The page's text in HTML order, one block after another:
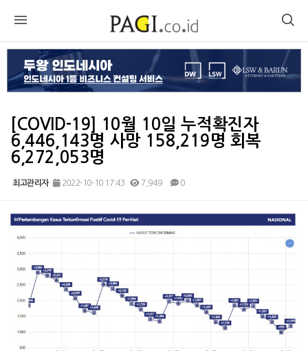
[COVID-19] 10월 10일 누적확진자
6,446,143명 사망 158,219명 회복
6,272,053명
최고관리자 2022-10-10 17:43 7,949 0
본문